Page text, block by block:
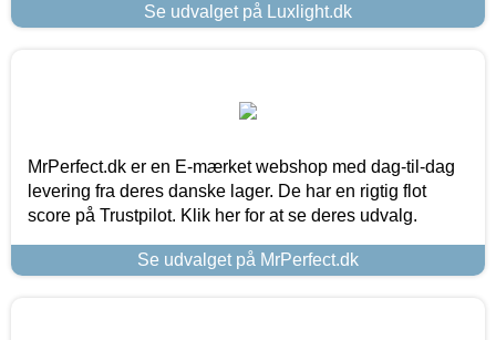
Se udvalget på Luxlight.dk
MrPerfect.dk er en E-mærket webshop med dag-til-dag
levering fra deres danske lager. De har en rigtig flot
score på Trustpilot. Klik her for at se deres udvalg.
Se udvalget på MrPerfect.dk